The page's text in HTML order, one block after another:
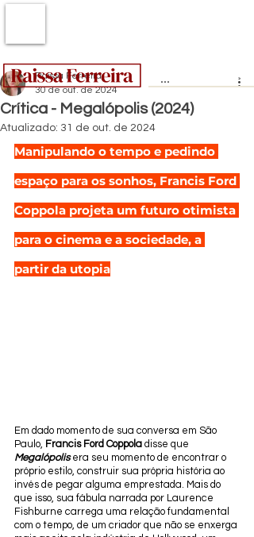
Crítica - Megalópolis (2024)
Raissa Ferreira
30 de out. de 2024
Atualizado: 31 de out. de 2024
Manipulando o tempo e pedindo
espaço para os sonhos, Francis Ford
Coppola projeta um futuro otimista
para o cinema e a sociedade, a
partir da utopia
Em dado momento de sua conversa em São
Paulo, Francis Ford Coppola disse que
Megalópolis era seu momento de encontrar o
próprio estilo, construir sua própria história ao
invés de pegar alguma emprestada. Mais do
que isso, sua fábula narrada por Laurence
Fishburne carrega uma relação fundamental
com o tempo, de um criador que não se enxerga